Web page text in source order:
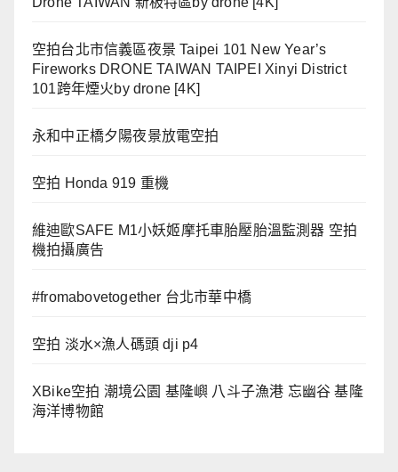
空拍台北市信義區夜景 Taipei 101 New Year’s
Fireworks DRONE TAIWAN TAIPEI Xinyi District
101跨年煙火by drone [4K]
永和中正橋夕陽夜景放電空拍
空拍 Honda 919 重機
維迪歐SAFE M1小妖姬摩托車胎壓胎溫監測器 空拍
機拍攝廣告
#fromabovetogether 台北市華中橋
空拍 淡水×漁人碼頭 dji p4
XBike空拍 潮境公園 基隆嶼 八斗子漁港 忘幽谷 基隆
海洋博物館